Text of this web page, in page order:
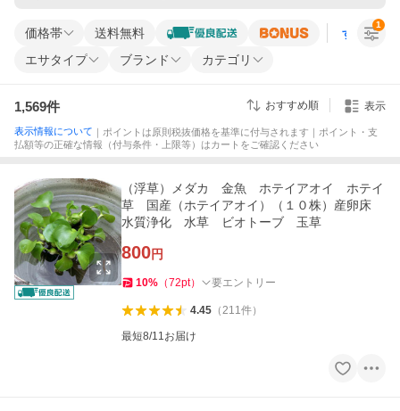
価格帯 送料無料 すべての条
エサタイプ ブランド カテゴリ
1
1,569件 おすすめ順 表示
表示情報について ｜ポイントは原則税抜価格を基準に付与されます｜ポイント・支
払額等の正確な情報（付与条件・上限等）はカートをご確認ください
（浮草）メダカ 金魚 ホテイアオイ ホテイ
草 国産（ホテイアオイ）（１０株）産卵床
水質浄化 水草 ビオトーブ 玉草
800円
10% （72pt） 要エントリー
4.45（211件）
最短8/11お届け